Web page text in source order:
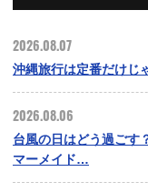
2026.08.07
沖縄旅行は定番だけ
2026.08.06
台風の日はどう過ごす
マーメイド…